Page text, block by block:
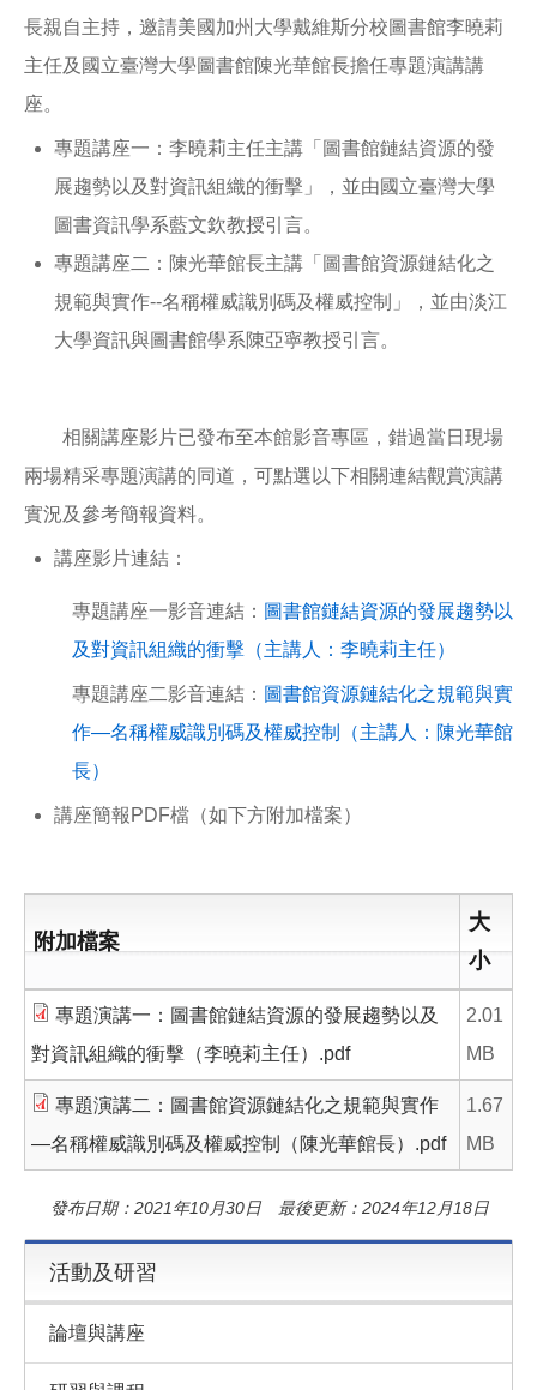
長親自主持，邀請美國加州大學戴維斯分校圖書館李曉莉
主任及國立臺灣大學圖書館陳光華館長擔任專題演講講
座。
專題講座一：李曉莉主任主講「圖書館鏈結資源的發
展趨勢以及對資訊組織的衝擊」，並由國立臺灣大學
圖書資訊學系藍文欽教授引言。
專題講座二：陳光華館長主講「圖書館資源鏈結化之
規範與實作--名稱權威識別碼及權威控制」，並由淡江
大學資訊與圖書館學系陳亞寧教授引言。
相關講座影片已發布至本館影音專區，錯過當日現場
兩場精采專題演講的同道，可點選以下相關連結觀賞演講
實況及參考簡報資料。
講座影片連結：​
專題講座一影音連結： 圖書館鏈結資源的發展趨勢以
及對資訊組織的衝擊（主講人：李曉莉主任）
專題講座二影音連結： 圖書館資源鏈結化之規範與實
作—名稱權威識別碼及權威控制（主講人：陳光華館
長）
講座簡報PDF檔（如下方附加檔案）
附加檔案
大
小
專題演講一：圖書館鏈結資源的發展趨勢以及
對資訊組織的衝擊（李曉莉主任）.pdf
2.01
MB
專題演講二：圖書館資源鏈結化之規範與實作
—名稱權威識別碼及權威控制（陳光華館長）.pdf
1.67
MB
發布日期：2021年10月30日 最後更新：2024年12月18日
活動及研習
論壇與講座